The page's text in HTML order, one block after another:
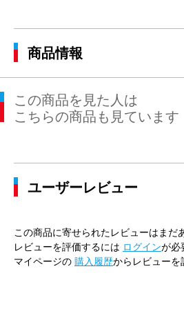
商品情報
この商品を見た人は
こちらの商品も見ています
ユーザーレビュー
この商品に寄せられたレビューはまだ
レビューを評価するには ログインが必
マイページの 購入履歴からレビューを